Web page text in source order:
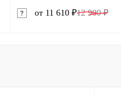
от 11 610 ₽12 900 ₽
В корзину
В избранное В наличии